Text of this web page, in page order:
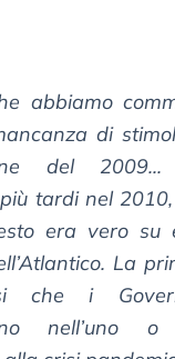
abbiamo
di
del
tardi nel
era vero su
La
che i
nell’uno